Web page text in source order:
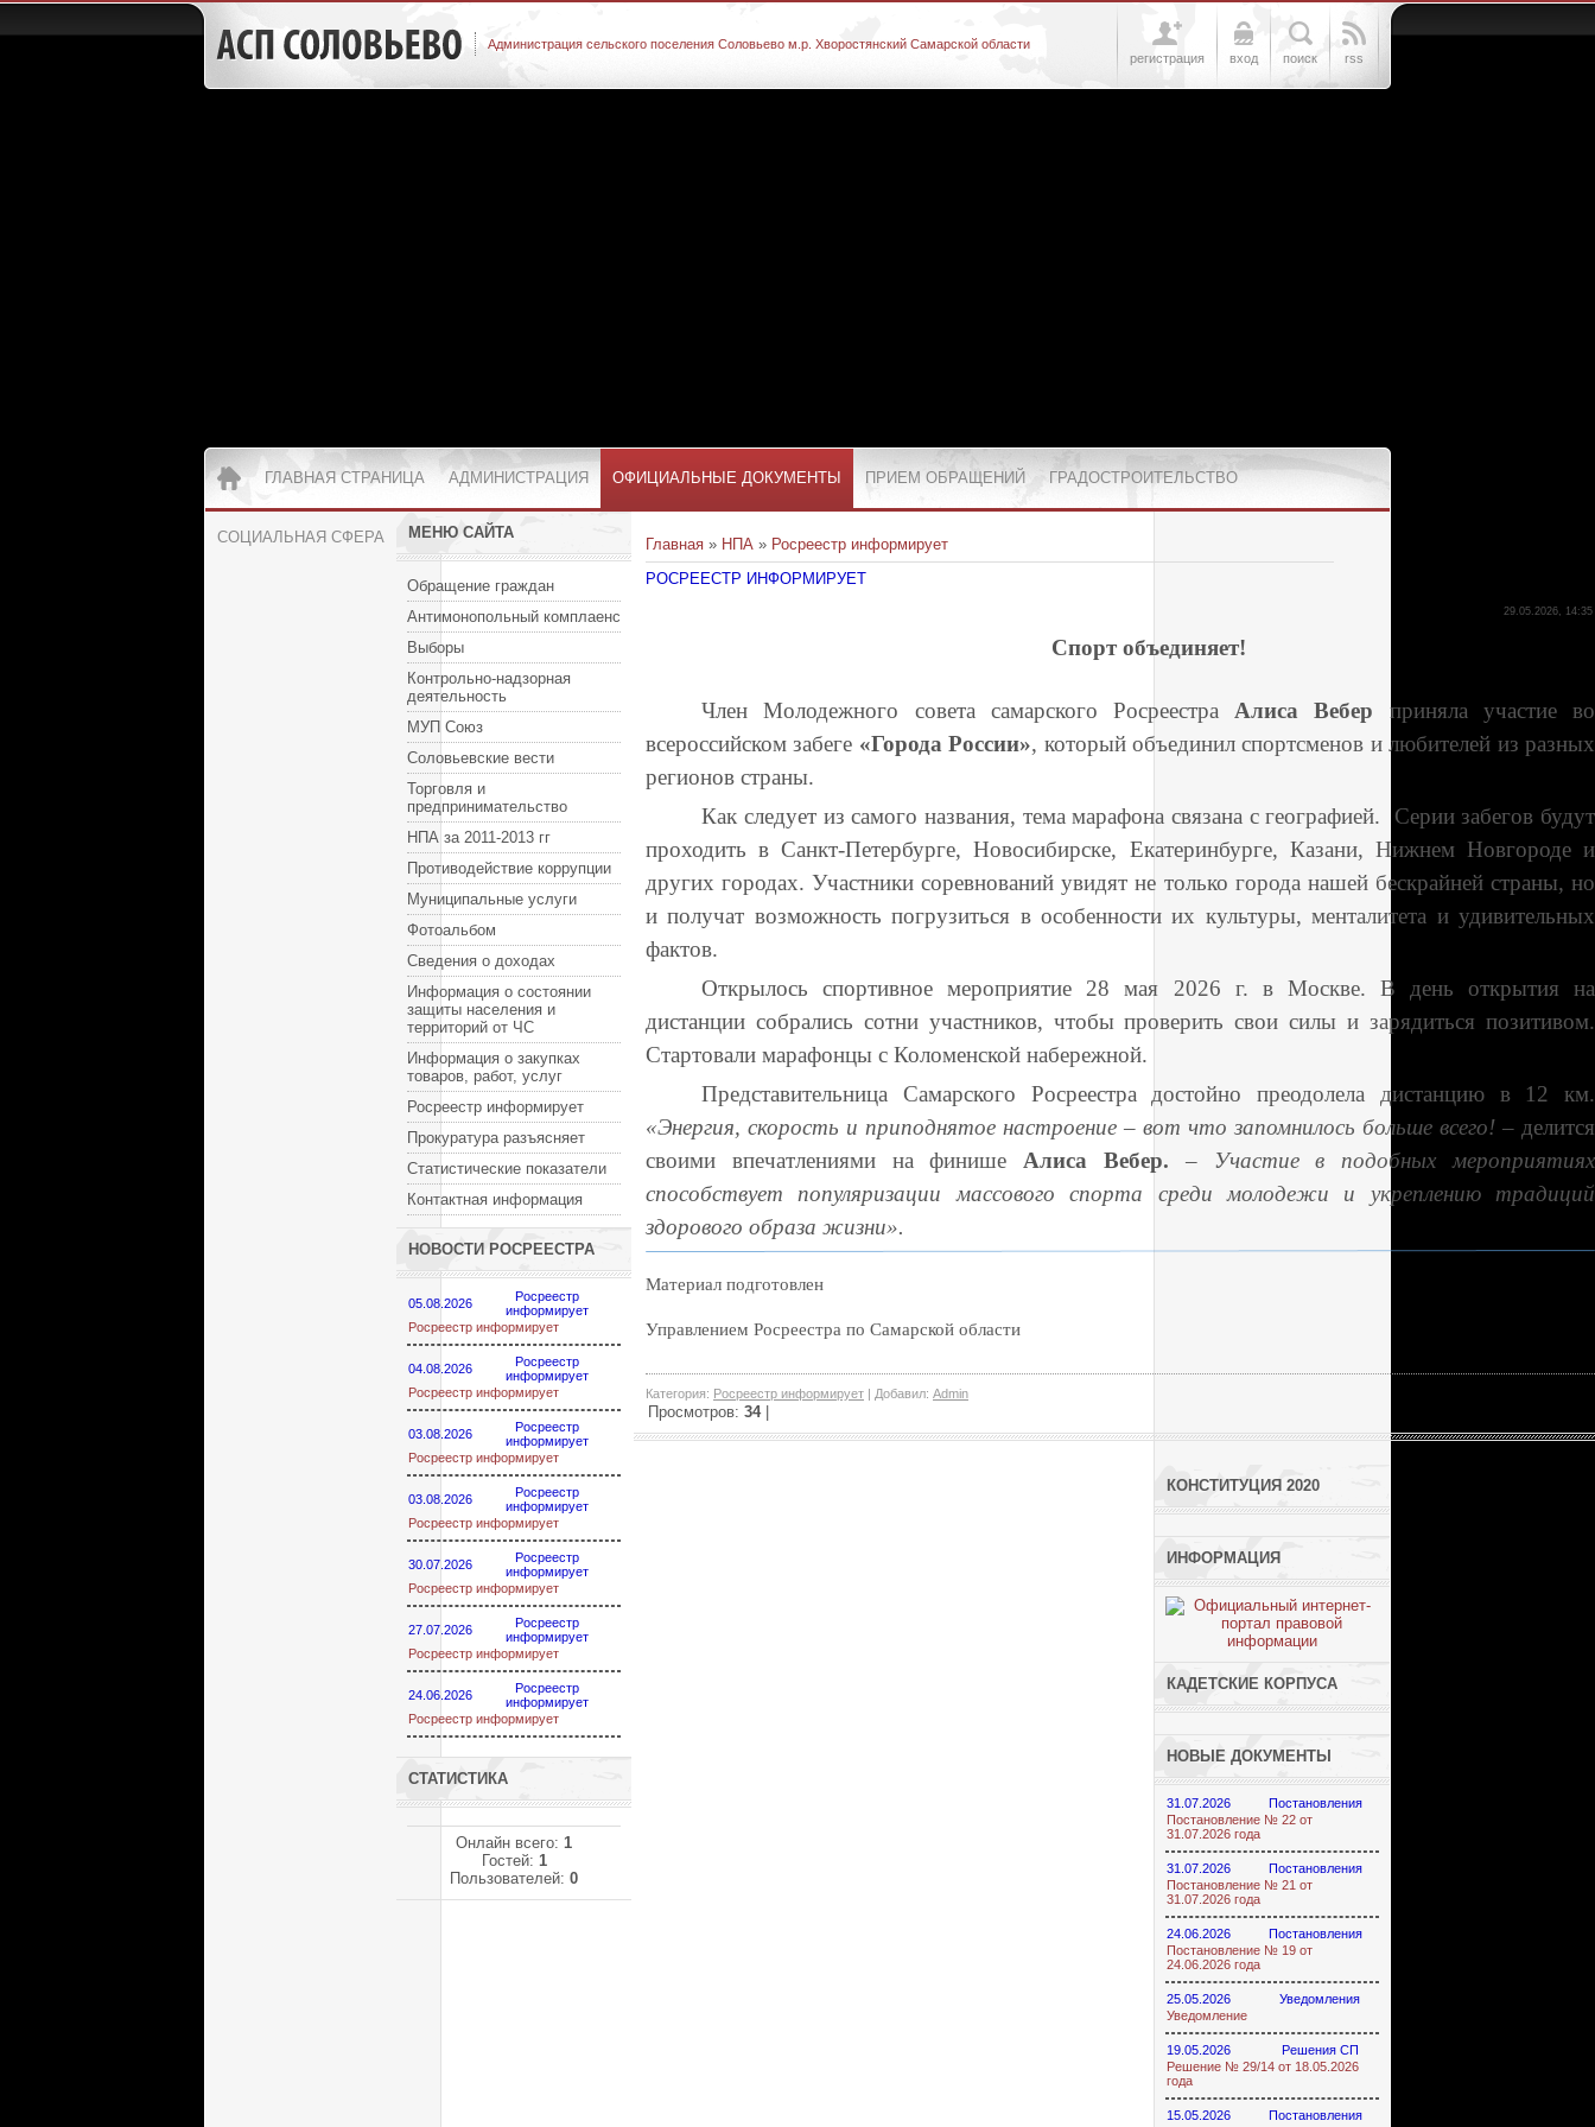
Администрация сельского поселения Соловьево м.р. Хворостянский Самарской области
регистрация
вход поиск rss
ГЛАВНАЯ СТРАНИЦА АДМИНИСТРАЦИЯ ОФИЦИАЛЬНЫЕ ДОКУМЕНТЫ ПРИЕМ ОБРАЩЕНИЙ ГРАДОСТРОИТЕЛЬСТВО
СОЦИАЛЬНАЯ СФЕРА МЕНЮ САЙТА
Обращение граждан
Антимонопольный комплаенс
Выборы
Контрольно-надзорная
деятельность
МУП Союз
Соловьевские вести
Торговля и
предпринимательство
НПА за 2011-2013 гг
Противодействие коррупции
Муниципальные услуги
Фотоальбом
Сведения о доходах
Информация о состоянии
защиты населения и
территорий от ЧС
Информация о закупках
товаров, работ, услуг
Росреестр информирует
Прокуратура разъясняет
Статистические показатели
Контактная информация
НОВОСТИ РОСРЕЕСТРА
05.08.2026
Росреестр
информирует
Росреестр информирует
04.08.2026
Росреестр
информирует
Росреестр информирует
03.08.2026
Росреестр
информирует
Росреестр информирует
03.08.2026
Росреестр
информирует
Росреестр информирует
30.07.2026
Росреестр
информирует
Росреестр информирует
27.07.2026
Росреестр
информирует
Росреестр информирует
24.06.2026
Росреестр
информирует
Росреестр информирует
СТАТИСТИКА
Онлайн всего: 1
Гостей: 1
Пользователей: 0
Главная » НПА » Росреестр информирует
РОСРЕЕСТР ИНФОРМИРУЕТ
29.05.2026, 14:35
Спорт объединяет!
Член Молодежного совета самарского Росреестра Алиса Вебер приняла участие во
всероссийском забеге «Города России», который объединил спортсменов и любителей из разных
регионов страны.
Как следует из самого названия, тема марафона связана с географией. Серии забегов будут
проходить в Санкт-Петербурге, Новосибирске, Екатеринбурге, Казани, Нижнем Новгороде и
других городах. Участники соревнований увидят не только города нашей бескрайней страны, но
и получат возможность погрузиться в особенности их культуры, менталитета и удивительных
фактов.
Открылось спортивное мероприятие 28 мая 2026 г. в Москве. В день открытия на
дистанции собрались сотни участников, чтобы проверить свои силы и зарядиться позитивом.
Стартовали марафонцы с Коломенской набережной.
Представительница Самарского Росреестра достойно преодолела дистанцию в 12 км.
«Энергия, скорость и приподнятое настроение – вот что запомнилось больше всего! – делится
своими впечатлениями на финише Алиса Вебер. – Участие в подобных мероприятиях
способствует популяризации массового спорта среди молодежи и укреплению традиций
здорового образа жизни».
Материал подготовлен
Управлением Росреестра по Самарской области
Категория: Росреестр информирует | Добавил: Admin
Просмотров: 34|
КОНСТИТУЦИЯ 2020
ИНФОРМАЦИЯ
КАДЕТСКИЕ КОРПУСА
НОВЫЕ ДОКУМЕНТЫ
31.07.2026
Постановления
Постановление № 22 от
31.07.2026 года
31.07.2026
Постановления
Постановление № 21 от
31.07.2026 года
24.06.2026
Постановления
Постановление № 19 от
24.06.2026 года
25.05.2026
Уведомления
Уведомление
19.05.2026
Решения СП
Решение № 29/14 от 18.05.2026
года
15.05.2026
Постановления